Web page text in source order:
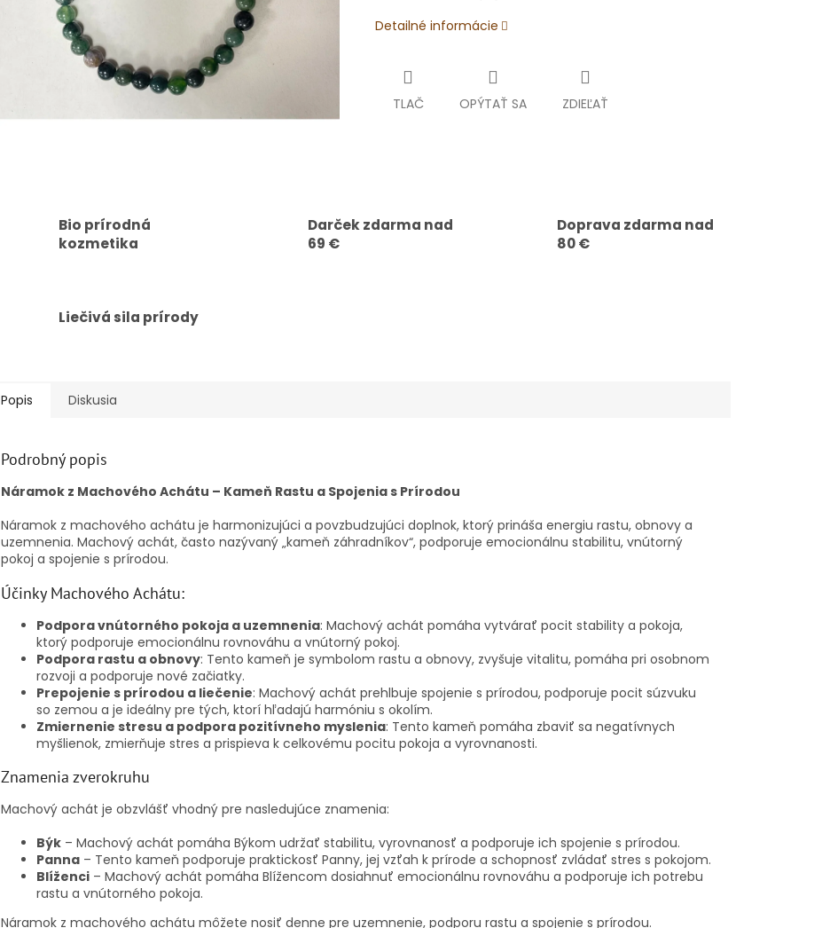
Detailné informácie
TLAČ OPÝTAŤ SA ZDIEĽAŤ
Bio prírodná
kozmetika
Darček zdarma nad
69 €
Doprava zdarma nad
80 €
Liečivá sila prírody
Popis Diskusia
Podrobný popis
Náramok z Machového Achátu – Kameň Rastu a Spojenia s Prírodou
Náramok z machového achátu je harmonizujúci a povzbudzujúci doplnok, ktorý prináša energiu rastu, obnovy a
uzemnenia. Machový achát, často nazývaný „kameň záhradníkov“, podporuje emocionálnu stabilitu, vnútorný
pokoj a spojenie s prírodou.
Účinky Machového Achátu:
Podpora vnútorného pokoja a uzemnenia: Machový achát pomáha vytvárať pocit stability a pokoja,
ktorý podporuje emocionálnu rovnováhu a vnútorný pokoj.
Podpora rastu a obnovy: Tento kameň je symbolom rastu a obnovy, zvyšuje vitalitu, pomáha pri osobnom
rozvoji a podporuje nové začiatky.
Prepojenie s prírodou a liečenie: Machový achát prehlbuje spojenie s prírodou, podporuje pocit súzvuku
so zemou a je ideálny pre tých, ktorí hľadajú harmóniu s okolím.
Zmiernenie stresu a podpora pozitívneho myslenia: Tento kameň pomáha zbaviť sa negatívnych
myšlienok, zmierňuje stres a prispieva k celkovému pocitu pokoja a vyrovnanosti.
Znamenia zverokruhu
Machový achát je obzvlášť vhodný pre nasledujúce znamenia:
Býk – Machový achát pomáha Býkom udržať stabilitu, vyrovnanosť a podporuje ich spojenie s prírodou.
Panna – Tento kameň podporuje praktickosť Panny, jej vzťah k prírode a schopnosť zvládať stres s pokojom.
Blíženci – Machový achát pomáha Blížencom dosiahnuť emocionálnu rovnováhu a podporuje ich potrebu
rastu a vnútorného pokoja.
Náramok z machového achátu môžete nosiť denne pre uzemnenie, podporu rastu a spojenie s prírodou.